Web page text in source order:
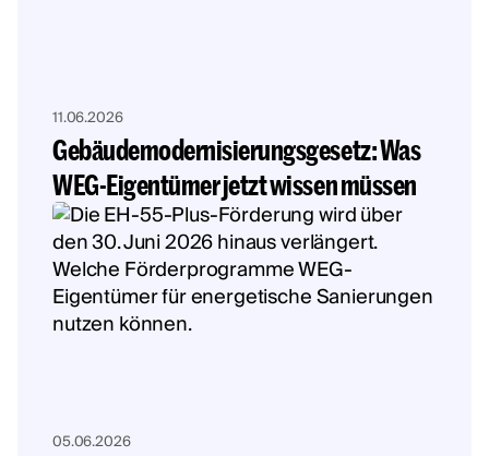
11.06.2026
Gebäudemodernisierungsgesetz: Was
WEG-Eigentümer jetzt wissen müssen
05.06.2026